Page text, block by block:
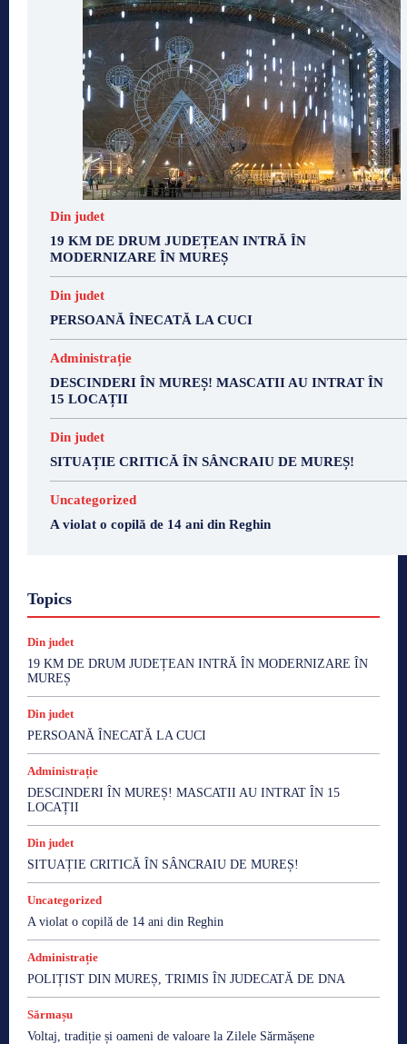
Din judet
19 KM DE DRUM JUDEȚEAN INTRĂ ÎN
MODERNIZARE ÎN MUREȘ
Din judet
PERSOANĂ ÎNECATĂ LA CUCI
Administrație
DESCINDERI ÎN MUREȘ! MASCATII AU INTRAT ÎN
15 LOCAȚII
Din judet
SITUAȚIE CRITICĂ ÎN SÂNCRAIU DE MUREȘ!
Uncategorized
A violat o copilă de 14 ani din Reghin
Topics
Din judet
19 KM DE DRUM JUDEȚEAN INTRĂ ÎN MODERNIZARE ÎN
MUREȘ
Din judet
PERSOANĂ ÎNECATĂ LA CUCI
Administrație
DESCINDERI ÎN MUREȘ! MASCATII AU INTRAT ÎN 15
LOCAȚII
Din judet
SITUAȚIE CRITICĂ ÎN SÂNCRAIU DE MUREȘ!
Uncategorized
A violat o copilă de 14 ani din Reghin
Administrație
POLIȚIST DIN MUREȘ, TRIMIS ÎN JUDECATĂ DE DNA
Sărmașu
Voltaj, tradiție și oameni de valoare la Zilele Sărmășene